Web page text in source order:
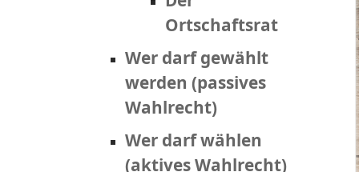
Ortschaftsrat
Wer darf gewählt
werden (passives
Wahlrecht)
Wer darf wählen
(aktives Wahlrecht)